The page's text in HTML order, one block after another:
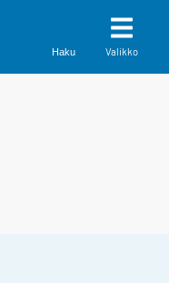
Haku Valikko